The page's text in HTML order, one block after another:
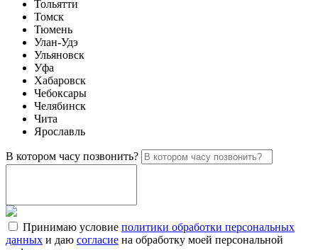
Тольятти
Томск
Тюмень
Улан-Удэ
Ульяновск
Уфа
Хабаровск
Чебоксары
Челябинск
Чита
Ярославль
В котором часу позвонить?
Принимаю условие политики обработки персональных
данных и даю согласие на обработку моей персональной